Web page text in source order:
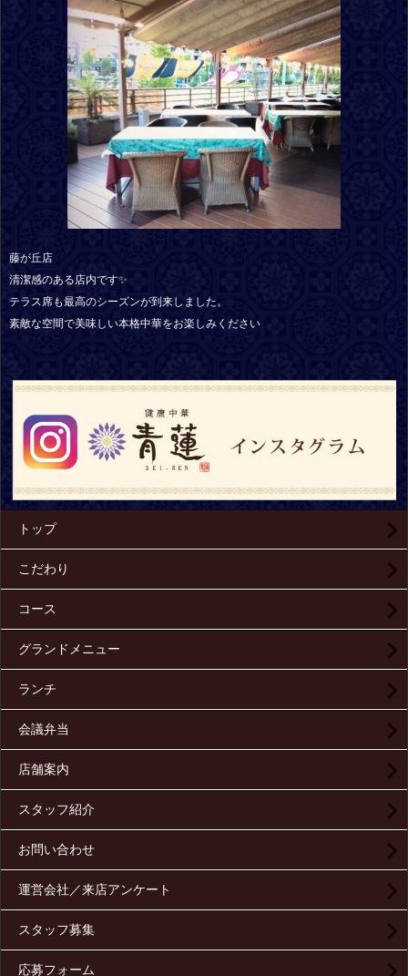
藤が丘店
清潔感のある店内です✨
テラス席も最高のシーズンが到来しました。
素敵な空間で美味しい本格中華をお楽しみください
トップ
こだわり
コース
グランドメニュー
ランチ
会議弁当
店舗案内
スタッフ紹介
お問い合わせ
運営会社／来店アンケート
スタッフ募集
応募フォーム